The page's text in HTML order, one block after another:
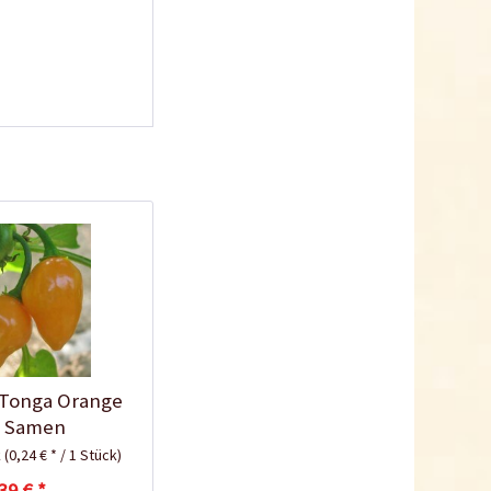
Orange
(0,24 € * / 1 Stück)